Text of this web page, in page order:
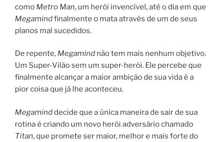
como Metro Man, um herói invencível, até o dia em que
Megamindfinalmente o mata através de um de seus
planos mal sucedidos.
De repente, Megamind não tem mais nenhum objetivo.
Um Super-Vilão sem um super-herói. Ele percebe que
finalmente alcançar a maior ambição de sua vida é a
pior coisa que já lhe aconteceu.
Megaminddecide que a única maneira de sair de sua
rotina é criando um novo herói adversário chamado
Titan, que promete ser maior, melhor e mais forte do